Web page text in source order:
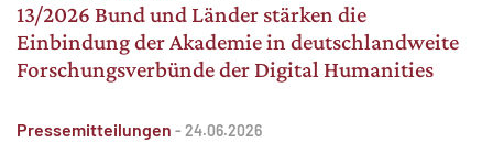
13/2026 Bund und Länder stärken die
Einbindung der Akademie in deutschlandweite
Forschungsverbünde der Digital Humanities
Pressemitteilungen - 24.06.2026